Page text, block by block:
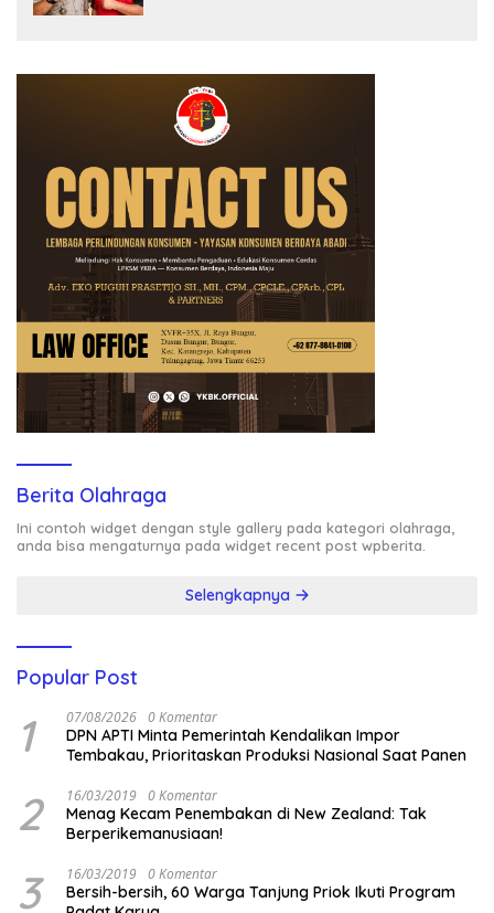
Berita Olahraga
Ini contoh widget dengan style gallery pada kategori olahraga,
anda bisa mengaturnya pada widget recent post wpberita.
Selengkapnya
Popular Post
1 07/08/2026 0 Komentar
DPN APTI Minta Pemerintah Kendalikan Impor
Tembakau, Prioritaskan Produksi Nasional Saat Panen
2 16/03/2019 0 Komentar
Menag Kecam Penembakan di New Zealand: Tak
Berperikemanusiaan!
3 16/03/2019 0 Komentar
Bersih-bersih, 60 Warga Tanjung Priok Ikuti Program